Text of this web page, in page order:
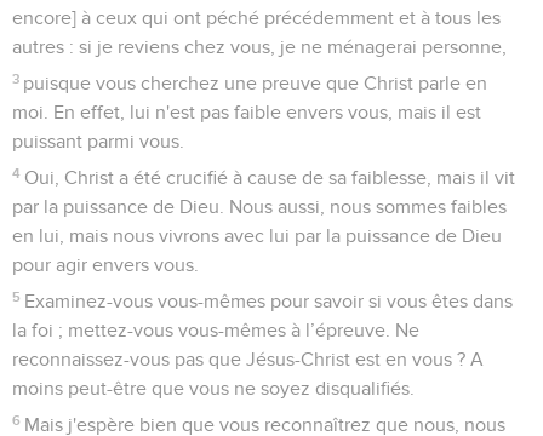
encore] à ceux qui ont péché précédemment et à tous les
autres : si je reviens chez vous, je ne ménagerai personne,
3 puisque vous cherchez une preuve que Christ parle en
moi. En effet, lui n'est pas faible envers vous, mais il est
puissant parmi vous.
4 Oui, Christ a été crucifié à cause de sa faiblesse, mais il vit
par la puissance de Dieu. Nous aussi, nous sommes faibles
en lui, mais nous vivrons avec lui par la puissance de Dieu
pour agir envers vous.
5 Examinez-vous vous-mêmes pour savoir si vous êtes dans
la foi ; mettez-vous vous-mêmes à l’épreuve. Ne
reconnaissez-vous pas que Jésus-Christ est en vous ? A
moins peut-être que vous ne soyez disqualifiés.
6 Mais j'espère bien que vous reconnaîtrez que nous, nous